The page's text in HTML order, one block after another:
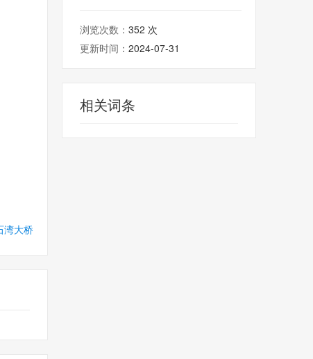
湾大桥
浏览次数： 352 次
更新时间： 2024-07-31
相关词条